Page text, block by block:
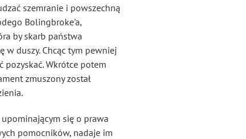
szemranie i powszechną
Bolingbroke'a,
by skarb państwa
w duszy. Chcąc tym pewniej
pozyskać. Wkrótce potem
zmuszony został
się o prawa
pomocników, nadaje im